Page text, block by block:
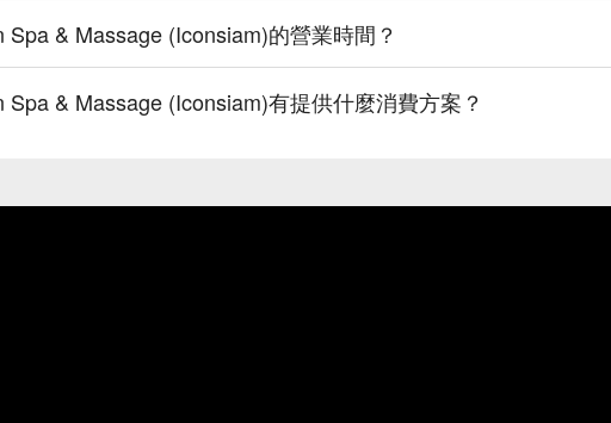
Spa & Massage (Iconsiam)的營業時間？
Spa & Massage (Iconsiam)有提供什麼消費方案？